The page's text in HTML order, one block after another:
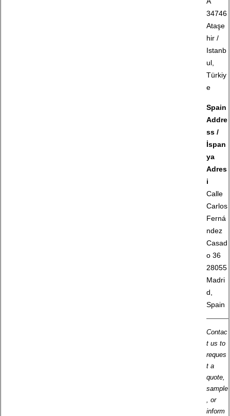
34746
Ataşe
hir /
Istanb
ul,
Türkiy
e
Spain
Addre
ss /
İspan
ya
Adres
i
Calle
Carlos
Ferná
ndez
Casad
o 36
28055
Madri
d,
Spain
Contac
t us to
reques
t a
quote,
sample
, or
inform